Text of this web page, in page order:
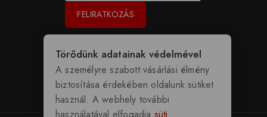
Törődünk adatainak védelmével
A személyre szabott vásárlási élmény
biztosítása érdekében oldalunk sütiket
használ. A webhely további